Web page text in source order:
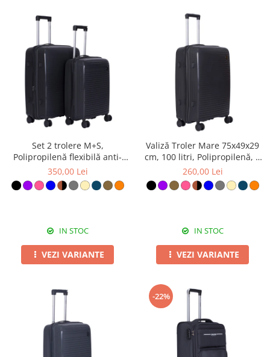
Set 2 trolere M+S,
Polipropilenă flexibilă anti-
casabilă, 4 roți, negru
350,00 Lei
IN STOC
VEZI VARIANTE
Valiză Troler Mare 75x49x29
cm, 100 litri, Polipropilenă, 4
Roți Duble, negru
260,00 Lei
IN STOC
VEZI VARIANTE
-22%